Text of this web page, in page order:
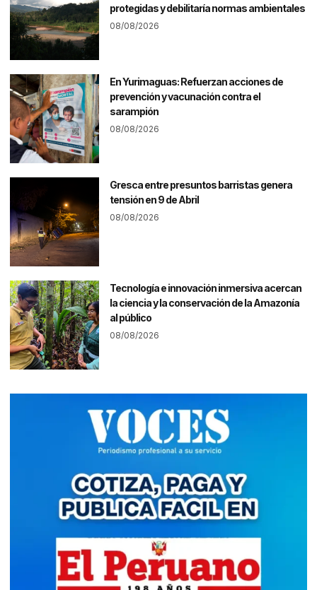
protegidas y debilitaría normas ambientales
08/08/2026
En Yurimaguas: Refuerzan acciones de
prevención y vacunación contra el
sarampión
08/08/2026
Gresca entre presuntos barristas genera
tensión en 9 de Abril
08/08/2026
Tecnología e innovación inmersiva acercan
la ciencia y la conservación de la Amazonía
al público
08/08/2026